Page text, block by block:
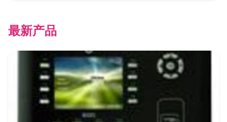
最新产品